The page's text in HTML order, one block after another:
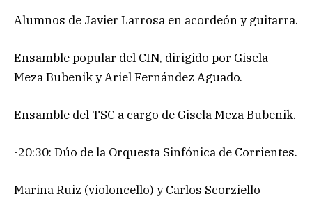
Alumnos de Javier Larrosa en acordeón y guitarra.
Ensamble popular del CIN, dirigido por Gisela
Meza Bubenik y Ariel Fernández Aguado.
Ensamble del TSC a cargo de Gisela Meza Bubenik.
-20:30: Dúo de la Orquesta Sinfónica de Corrientes.
Marina Ruiz (violoncello) y Carlos Scorziello